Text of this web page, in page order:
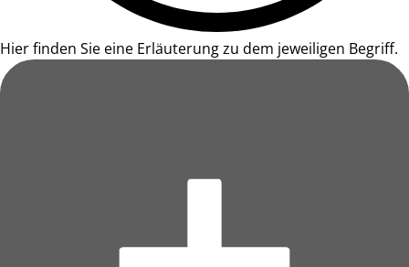
Hier finden Sie eine Erläuterung zu dem jeweiligen Begriff.